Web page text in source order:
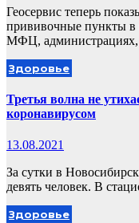
Геосервис теперь
прививочные пункты в
МФЦ, администрациях,
Здоровье
Третья волна не
коронавирусом
13.08.2021
За сутки в
девять человек. В
Здоровье